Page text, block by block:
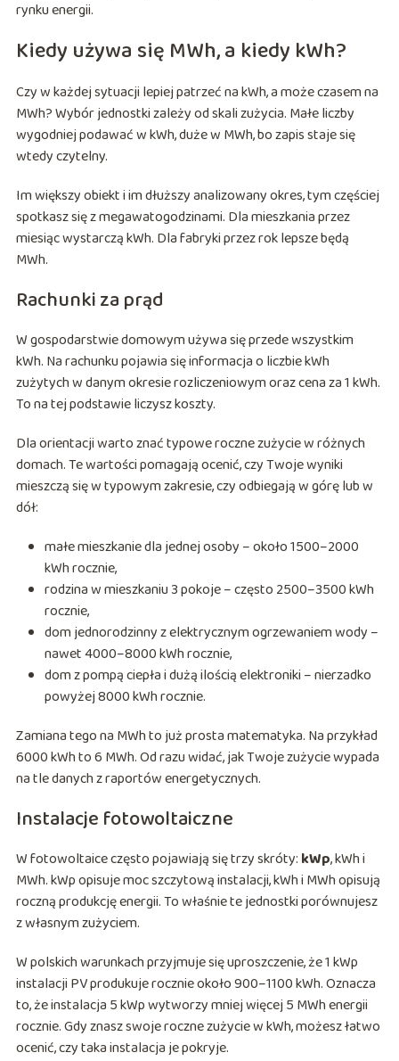
rynku energii.
Kiedy używa się MWh, a kiedy kWh?
Czy w każdej sytuacji lepiej patrzeć na kWh, a może czasem na
MWh? Wybór jednostki zależy od skali zużycia. Małe liczby
wygodniej podawać w kWh, duże w MWh, bo zapis staje się
wtedy czytelny.
Im większy obiekt i im dłuższy analizowany okres, tym częściej
spotkasz się z megawatogodzinami. Dla mieszkania przez
miesiąc wystarczą kWh. Dla fabryki przez rok lepsze będą
MWh.
Rachunki za prąd
W gospodarstwie domowym używa się przede wszystkim
kWh. Na rachunku pojawia się informacja o liczbie kWh
zużytych w danym okresie rozliczeniowym oraz cena za 1 kWh.
To na tej podstawie liczysz koszty.
Dla orientacji warto znać typowe roczne zużycie w różnych
domach. Te wartości pomagają ocenić, czy Twoje wyniki
mieszczą się w typowym zakresie, czy odbiegają w górę lub w
dół:
małe mieszkanie dla jednej osoby – około 1500–2000
kWh rocznie,
rodzina w mieszkaniu 3 pokoje – często 2500–3500 kWh
rocznie,
dom jednorodzinny z elektrycznym ogrzewaniem wody –
nawet 4000–8000 kWh rocznie,
dom z pompą ciepła i dużą ilością elektroniki – nierzadko
powyżej 8000 kWh rocznie.
Zamiana tego na MWh to już prosta matematyka. Na przykład
6000 kWh to 6 MWh. Od razu widać, jak Twoje zużycie wypada
na tle danych z raportów energetycznych.
Instalacje fotowoltaiczne
W fotowoltaice często pojawiają się trzy skróty: kWp, kWh i
MWh. kWp opisuje moc szczytową instalacji, kWh i MWh opisują
roczną produkcję energii. To właśnie te jednostki porównujesz
z własnym zużyciem.
W polskich warunkach przyjmuje się uproszczenie, że 1 kWp
instalacji PV produkuje rocznie około 900–1100 kWh. Oznacza
to, że instalacja 5 kWp wytworzy mniej więcej 5 MWh energii
rocznie. Gdy znasz swoje roczne zużycie w kWh, możesz łatwo
ocenić, czy taka instalacja je pokryje.